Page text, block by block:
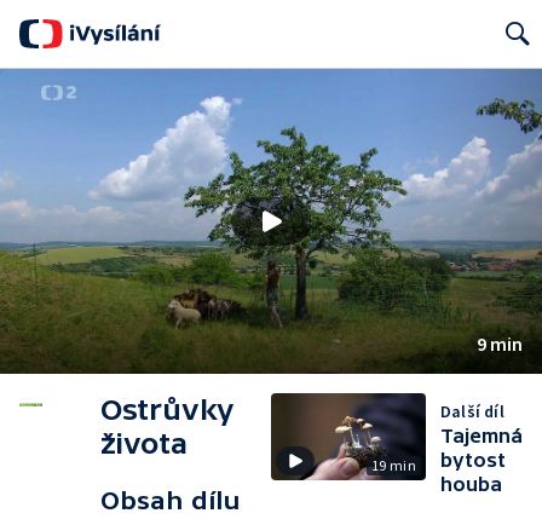
9 min
Ostrůvky
života
Obsah dílu
19 min
Další díl
Tajemná
bytost
houba